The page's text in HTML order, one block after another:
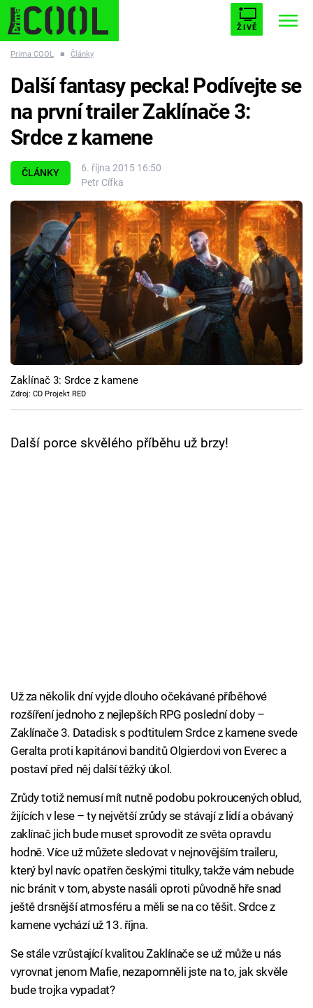
ŽIVĚ
ESCAPE PLNEJ KOTEL AVENGERS 5
Témata
Filmy
Seriály
Hry
Cool Esport
Pořady
TV Program
Prima COOL ■ Články
ČLÁNKY
6. října 2015 16:50
Petr Cífka
Další fantasy pecka! Podívejte se
na první trailer Zaklínače 3:
Srdce z kamene
Zaklínač 3: Srdce z kamene
Zdroj: CD Projekt RED
Další porce skvělého příběhu už brzy!
Už za několik dní vyjde dlouho očekávané příběhové
rozšíření jednoho z nejlepších RPG poslední doby –
Zaklínače 3. Datadisk s podtitulem Srdce z kamene svede
Geralta proti kapitánovi banditů Olgierdovi von Everec a
postaví před něj další těžký úkol.
Zrůdy totiž nemusí mít nutně podobu pokroucených oblud,
žijících v lese – ty největší zrůdy se stávají z lidí a obávaný
zaklínač jich bude muset sprovodit ze světa opravdu
hodně. Více už můžete sledovat v nejnovějším traileru,
který byl navíc opatřen českými titulky, takže vám nebude
nic bránit v tom, abyste nasáli oproti původně hře snad
ještě drsnější atmosféru a měli se na co těšit. Srdce z
kamene vychází už 13. října.
Se stále vzrůstající kvalitou Zaklínače se už může u nás
vyrovnat jenom Mafie, nezapomněli jste na to, jak skvěle
bude trojka vypadat?